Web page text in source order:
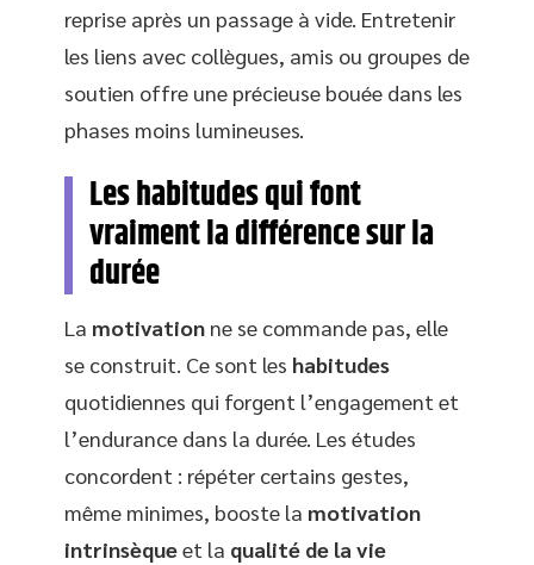
reprise après un passage à vide. Entretenir
les liens avec collègues, amis ou groupes de
soutien offre une précieuse bouée dans les
phases moins lumineuses.
Les habitudes qui font
vraiment la différence sur la
durée
La motivation ne se commande pas, elle
se construit. Ce sont les habitudes
quotidiennes qui forgent l’engagement et
l’endurance dans la durée. Les études
concordent : répéter certains gestes,
même minimes, booste la motivation
intrinsèqueet la qualité de la vie